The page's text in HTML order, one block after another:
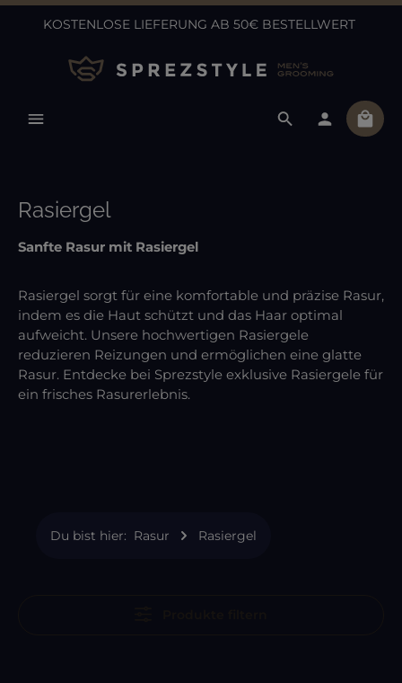
Zum Hauptinhalt springen
KOSTENLOSE LIEFERUNG AB 50€ BESTELLWERT
Rasiergel
Sanfte Rasur mit Rasiergel
Rasiergel sorgt für eine komfortable und präzise Rasur,
indem es die Haut schützt und das Haar optimal
aufweicht. Unsere hochwertigen Rasiergele
reduzieren Reizungen und ermöglichen eine glatte
Rasur. Entdecke bei Sprezstyle exklusive Rasiergele für
ein frisches Rasurerlebnis.
Du bist hier: Rasur Rasiergel